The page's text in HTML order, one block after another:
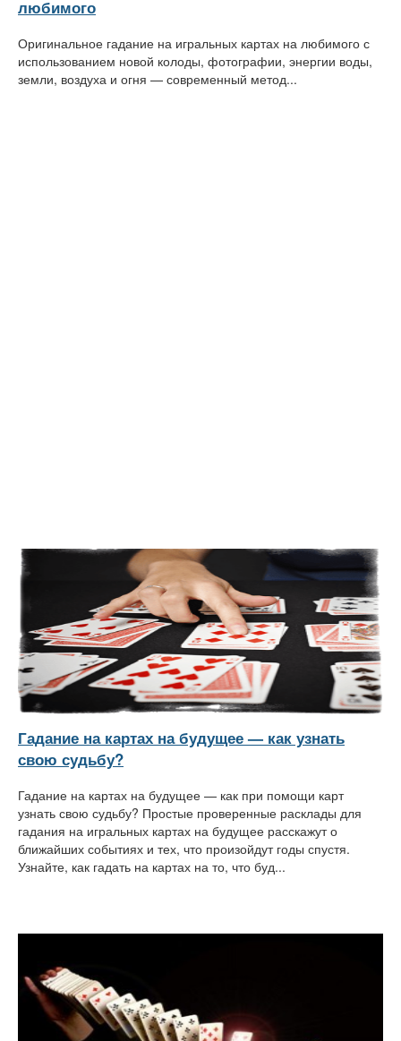
любимого
Оригинальное гадание на игральных картах на любимого с
использованием новой колоды, фотографии, энергии воды,
земли, воздуха и огня — современный метод...
Гадание на картах на будущее — как узнать
свою судьбу?
Гадание на картах на будущее — как при помощи карт
узнать свою судьбу? Простые проверенные расклады для
гадания на игральных картах на будущее расскажут о
ближайших событиях и тех, что произойдут годы спустя.
Узнайте, как гадать на картах на то, что буд...